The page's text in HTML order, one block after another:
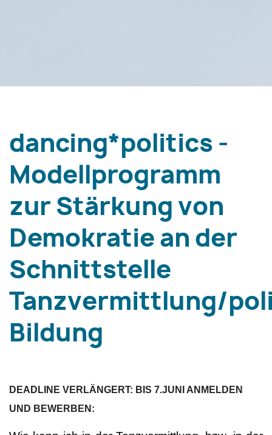
dancing*politics -
Modellprogramm
zur Stärkung von
Demokratie an der
Schnittstelle
Tanzvermittlung/
Bildung
DEADLINE VERLÄNGERT: BIS 7.JUNI ANMELDEN
UND BEWERBEN: